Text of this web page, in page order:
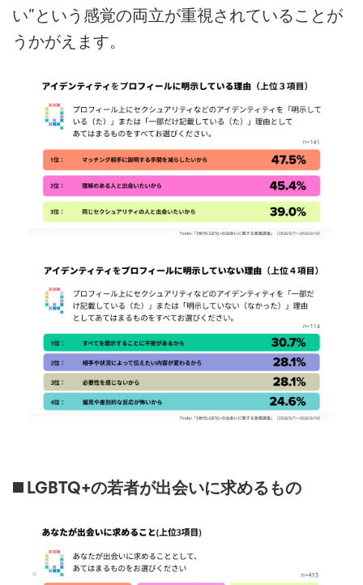
い”という感覚の両立が重視されていることが
うかがえます。
◼️ LGBTQ+の若者が出会いに求めるもの